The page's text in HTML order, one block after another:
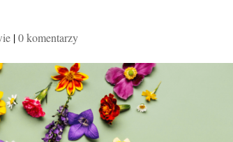
|0 komentarzy